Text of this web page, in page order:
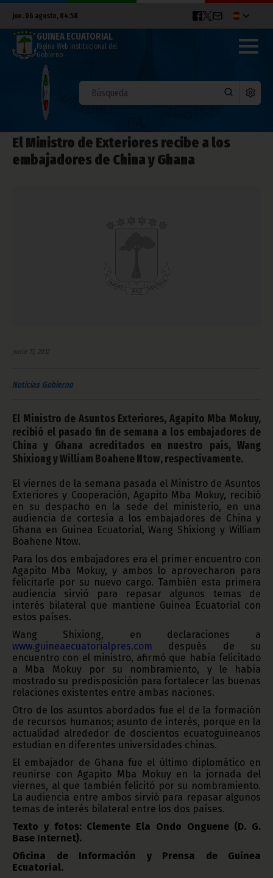
jue. 06 agosto, 04:58
GUINEA ECUATORIAL
Página Web Institucional del
Gobierno
El Ministro de Exteriores recibe a los
embajadores de China y Ghana
junio 13, 2012
Noticias Gobierno
El Ministro de Asuntos Exteriores, Agapito Mba Mokuy,
recibió el pasado fin de semana a los embajadores de
China y Ghana acreditados en nuestro país, Wang
Shixiong y William Boahene Ntow, respectivamente.
El viernes de la semana pasada el Ministro de Asuntos
Exteriores y Cooperación, Agapito Mba Mokuy, recibió
en su despacho en la sede del ministerio, en una
audiencia de cortesía a los embajadores de China y
Ghana en Guinea Ecuatorial, Wang Shixiong y William
Boahene Ntow.
Para los dos embajadores era el primer encuentro con
Agapito Mba Mokuy, y ambos lo aprovecharon para
felicitarle por su nuevo cargo. También esta primera
audiencia sirvió para repasar algunos temas de
interés bilateral que mantiene Guinea Ecuatorial con
estos países.
Wang Shixiong, en declaraciones a
www.guineaecuatorialpres.com
después de su
encuentro con el ministro, afirmó que había felicitado
a Mba Mokuy por su nombramiento, y le había
mostrado su predisposición para fortalecer las buenas
relaciones existentes entre ambas naciones.
Otro de los asuntos abordados fue el de la formación
de recursos humanos; asunto de interés, porque en la
actualidad alrededor de doscientos ecuatoguineanos
estudian en diferentes universidades chinas.
El embajador de Ghana fue el último diplomático en
reunirse con Agapito Mba Mokuy en la jornada del
viernes, al que también felicitó por su nombramiento.
La audiencia entre ambos sirvió para repasar algunos
temas de interés bilateral entre los dos países.
Texto y fotos: Clemente Ela Ondo Onguene (D. G.
Base Internet).
Oficina de Información y Prensa de Guinea
Ecuatorial.